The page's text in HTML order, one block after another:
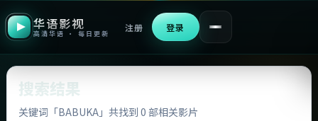
华语影视
高清华语 · 每日更新
注册 登录
搜索结果
关键词「BABUKA」共找到 0 部相关影片